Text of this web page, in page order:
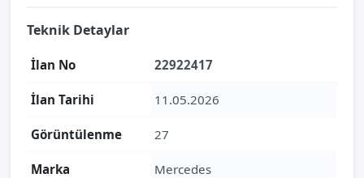
Teknik Detaylar
İlan No 22922417
İlan Tarihi 11.05.2026
Görüntülenme 27
Marka Mercedes